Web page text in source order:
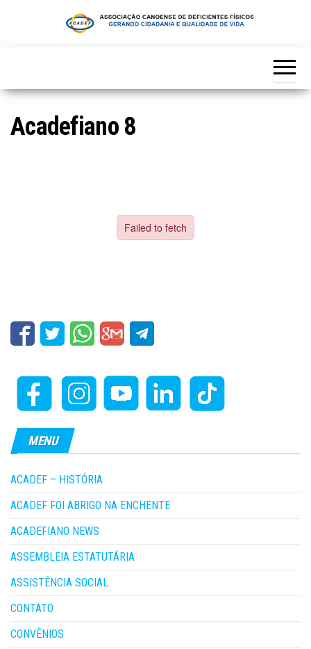
Acadefiano 8
MENU
ACADEF – HISTÓRIA
ACADEF FOI ABRIGO NA ENCHENTE
ACADEFIANO NEWS
ASSEMBLEIA ESTATUTÁRIA
ASSISTÊNCIA SOCIAL
CONTATO
CONVÊNIOS